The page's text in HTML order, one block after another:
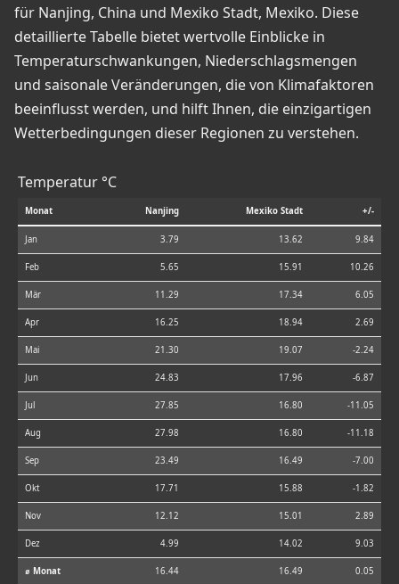
für Nanjing, China und Mexiko Stadt, Mexiko. Diese
detaillierte Tabelle bietet wertvolle Einblicke in
Temperaturschwankungen, Niederschlagsmengen
und saisonale Veränderungen, die von Klimafaktoren
beeinflusst werden, und hilft Ihnen, die einzigartigen
Wetterbedingungen dieser Regionen zu verstehen.
Temperatur °C
Monat Nanjing Mexiko Stadt +/-
Jan 3.79 13.62 9.84
Feb 5.65 15.91 10.26
Mär 11.29 17.34 6.05
Apr 16.25 18.94 2.69
Mai 21.30 19.07 -2.24
Jun 24.83 17.96 -6.87
Jul 27.85 16.80 -11.05
Aug 27.98 16.80 -11.18
Sep 23.49 16.49 -7.00
Okt 17.71 15.88 -1.82
Nov 12.12 15.01 2.89
Dez 4.99 14.02 9.03
⌀ Monat 16.44 16.49 0.05